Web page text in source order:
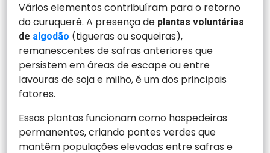
Vários elementos contribuíram para o retorno
do curuquerê. A presença de plantas voluntárias
de algodão (tigueras ou soqueiras),
remanescentes de safras anteriores que
persistem em áreas de escape ou entre
lavouras de soja e milho, é um dos principais
fatores.
Essas plantas funcionam como hospedeiras
permanentes, criando pontes verdes que
mantêm populações elevadas entre safras e